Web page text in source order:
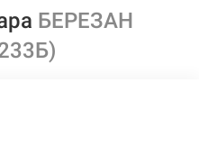
БЕРЕЗАН